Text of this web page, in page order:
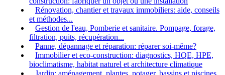
Rénovation, chantier et travaux immobiliers: aide, conseils
et méthodes...
Gestion de l'eau, Pomberie et sanitaire. Pompage, forage,
filtration, puits, récupération...
Panne, dépannage et réparation: réparer soi-même?
Immobilier et eco-construction: diagnostics, HQE, HPE,
bioclimatisme, habitat naturel et architecture climatique
Jardin: aménagement, plantes, potager, bassins et piscines